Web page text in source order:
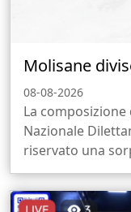
Molisane
08-08-2026
La
Nazionale
riservato una